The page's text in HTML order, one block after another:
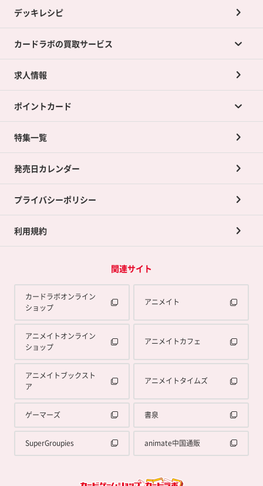
デッキレシピ
カードラボの買取サービス
カードラボの買取サービスTOP
店舗買取について
ネット買取について
買取承諾書について
求人情報
ポイントカード
ポイントカードTOP
ポイント交換景品
特集一覧
発売日カレンダー
プライバシーポリシー
利用規約
関連サイト
カードラボオンライン
ショップ
アニメイト
アニメイトオンライン
ショップ
アニメイトカフェ
アニメイトブックスト
ア
アニメイトタイムズ
ゲーマーズ 書泉
SuperGroupies animate中国通販